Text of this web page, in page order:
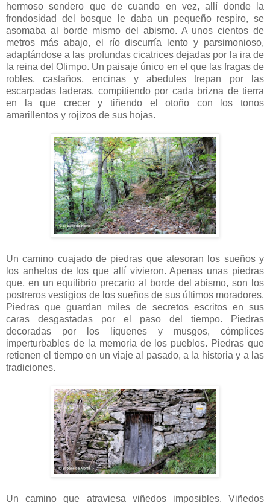
hermoso sendero que de cuando en vez, allí donde la
frondosidad del bosque le daba un pequeño respiro, se
asomaba al borde mismo del abismo. A unos cientos de
metros más abajo, el río discurría lento y parsimonioso,
adaptándose a las profundas cicatrices dejadas por la ira de
la reina del Olimpo. Un paisaje único en el que las fragas de
robles, castaños, encinas y abedules trepan por las
escarpadas laderas, compitiendo por cada brizna de tierra
en la que crecer y tiñendo el otoño con los tonos
amarillentos y rojizos de sus hojas.
Un camino cuajado de piedras que atesoran los sueños y
los anhelos de los que allí vivieron. Apenas unas piedras
que, en un equilibrio precario al borde del abismo, son los
postreros vestigios de los sueños de sus últimos moradores.
Piedras que guardan miles de secretos escritos en sus
caras desgastadas por el paso del tiempo. Piedras
decoradas por los líquenes y musgos, cómplices
imperturbables de la memoria de los pueblos. Piedras que
retienen el tiempo en un viaje al pasado, a la historia y a las
tradiciones.
Un camino que atraviesa viñedos imposibles. Viñedos